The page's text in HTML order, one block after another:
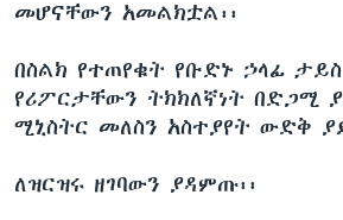
መሆናቸውን አመልክቷል፡፡
በስልክ የተጠየቁት የቡድኑ ኃላፊ
የሪፖርታቸውን ትክክለኛነት በድጋሚ
ሚኒስትር መለስን አስተያየት ውድቅ
ለዝርዝሩ ዘገባውን ያዳምጡ፡፡